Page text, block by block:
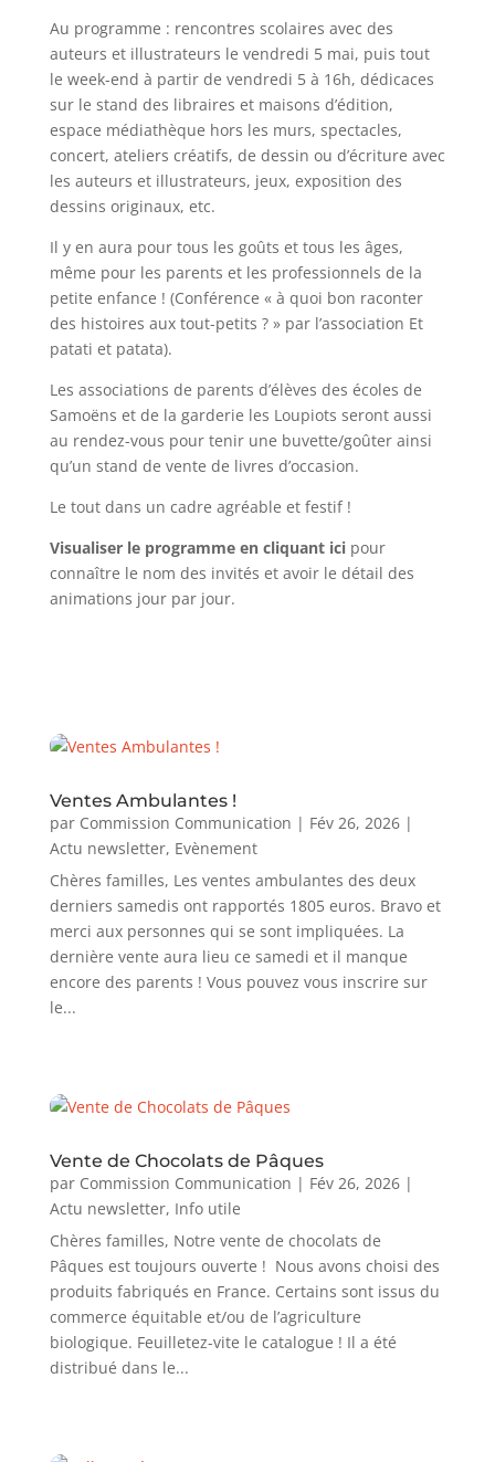
Au programme : rencontres scolaires avec des
auteurs et illustrateurs le vendredi 5 mai, puis tout
le week-end à partir de vendredi 5 à 16h, dédicaces
sur le stand des libraires et maisons d’édition,
espace médiathèque hors les murs, spectacles,
concert, ateliers créatifs, de dessin ou d’écriture avec
les auteurs et illustrateurs, jeux, exposition des
dessins originaux, etc.
Il y en aura pour tous les goûts et tous les âges,
même pour les parents et les professionnels de la
petite enfance ! (Conférence « à quoi bon raconter
des histoires aux tout-petits ? » par l’association Et
patati et patata).
Les associations de parents d’élèves des écoles de
Samoëns et de la garderie les Loupiots seront aussi
au rendez-vous pour tenir une buvette/goûter ainsi
qu’un stand de vente de livres d’occasion.
Le tout dans un cadre agréable et festif !
Visualiser le programme en cliquant icipour
connaître le nom des invités et avoir le détail des
animations jour par jour.
Ventes Ambulantes !
par Commission Communication | Fév 26, 2026|
Actu newsletter, Evènement
Chères familles, Les ventes ambulantes des deux
derniers samedis ont rapportés 1805 euros. Bravo et
merci aux personnes qui se sont impliquées. La
dernière vente aura lieu ce samedi et il manque
encore des parents ! Vous pouvez vous inscrire sur
le...
Vente de Chocolats de Pâques
par Commission Communication | Fév 26, 2026|
Actu newsletter, Info utile
Chères familles, Notre vente de chocolats de
Pâques est toujours ouverte ! Nous avons choisi des
produits fabriqués en France. Certains sont issus du
commerce équitable et/ou de l’agriculture
biologique. Feuilletez-vite le catalogue ! Il a été
distribué dans le...